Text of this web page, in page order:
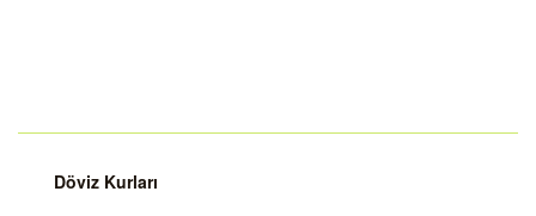
Döviz Kurları